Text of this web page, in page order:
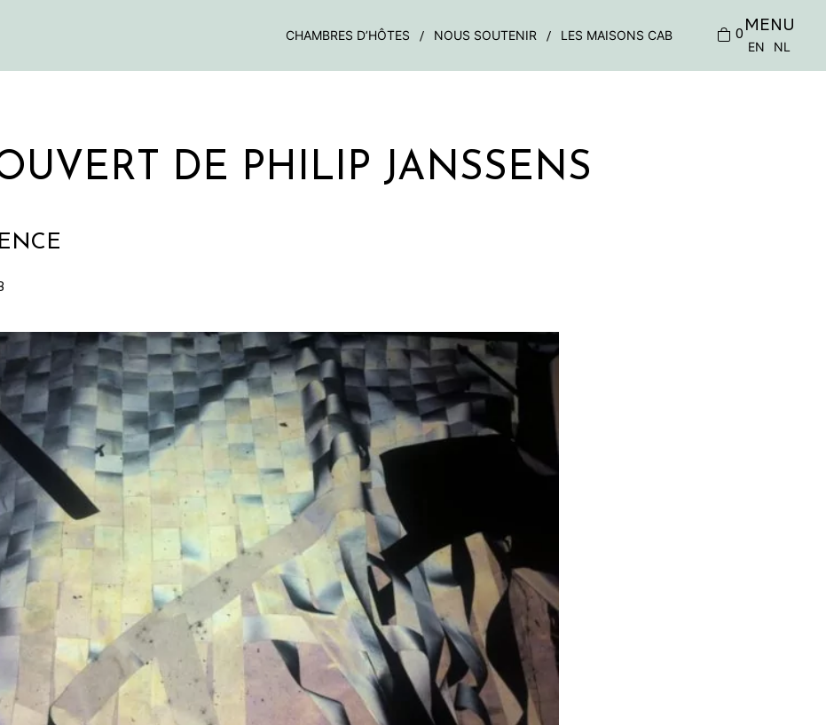
CHAMBRES D’HÔTES NOUS SOUTENIR LES MAISONS CAB 0 MENU
EN NL
DE PHILIP JANSSENS